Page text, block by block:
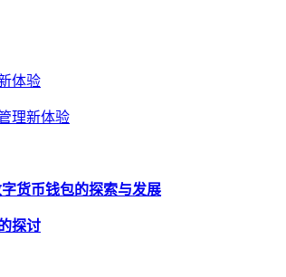
体验
理新体验
货币钱包的探索与发展
探讨